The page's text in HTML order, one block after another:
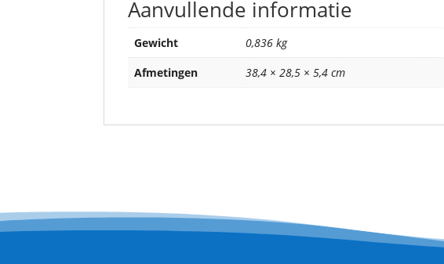
Aanvullende informatie
Gewicht
0,836 kg
Afmetingen
38,4 × 28,5 × 5,4 cm